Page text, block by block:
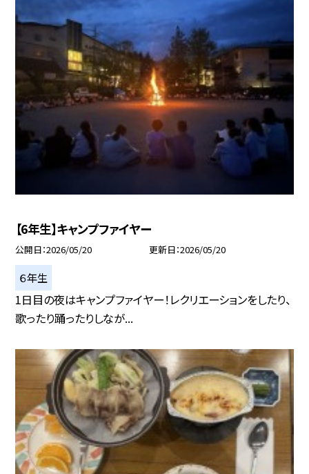
【6年生】キャンプファイヤー
公開日 2026/05/20 更新日 2026/05/20
６年生
1日目の夜はキャンプファイヤー！レクリエーションをしたり、
歌ったり踊ったりしなが...